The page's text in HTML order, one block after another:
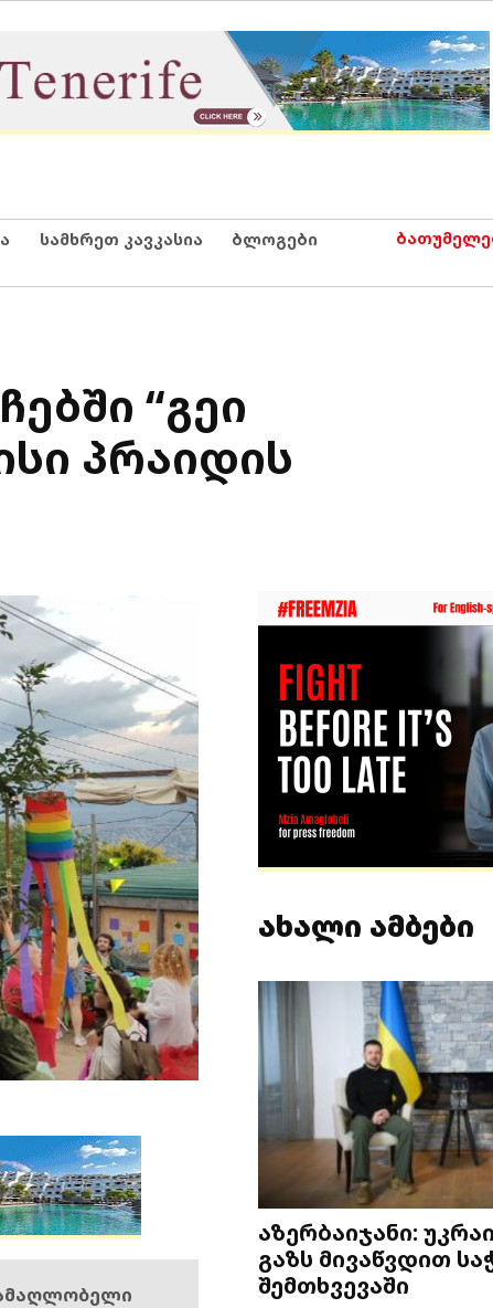
სამხრეთ კავკასია ბლოგები
“გეი
პრაიდის
ახალი ამბები
აზერბაიჯანი:
გაზს მივაწვდით
შემთხვევაში